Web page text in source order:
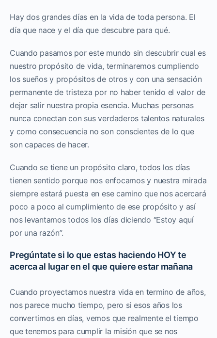
Hay dos grandes días en la vida de toda persona. El
día que nace y el día que descubre para qué.
Cuando pasamos por este mundo sin descubrir cual es
nuestro propósito de vida, terminaremos cumpliendo
los sueños y propósitos de otros y con una sensación
permanente de tristeza por no haber tenido el valor de
dejar salir nuestra propia esencia. Muchas personas
nunca conectan con sus verdaderos talentos naturales
y como consecuencia no son conscientes de lo que
son capaces de hacer.
Cuando se tiene un propósito claro, todos los días
tienen sentido porque nos enfocamos y nuestra mirada
siempre estará puesta en ese camino que nos acercará
poco a poco al cumplimiento de ese propósito y así
nos levantamos todos los días diciendo “Estoy aquí
por una razón”.
Pregúntate si lo que estas haciendo HOY te
acerca al lugar en el que quiere estar mañana
Cuando proyectamos nuestra vida en termino de años,
nos parece mucho tiempo, pero si esos años los
convertimos en días, vemos que realmente el tiempo
que tenemos para cumplir la misión que se nos